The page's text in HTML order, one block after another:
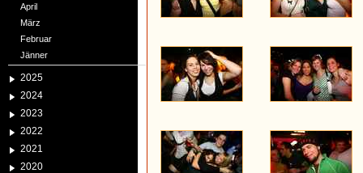
April
März
Februar
Jänner
2025
2024
2023
2022
2021
2020